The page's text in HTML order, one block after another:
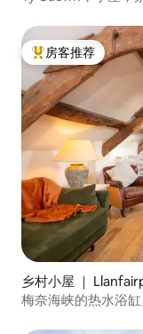
热门「房客推荐」
房客推荐
乡村小屋 ｜
梅奈海峡的热水浴